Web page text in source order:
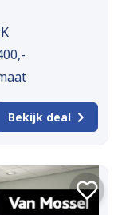
Bekijk deal